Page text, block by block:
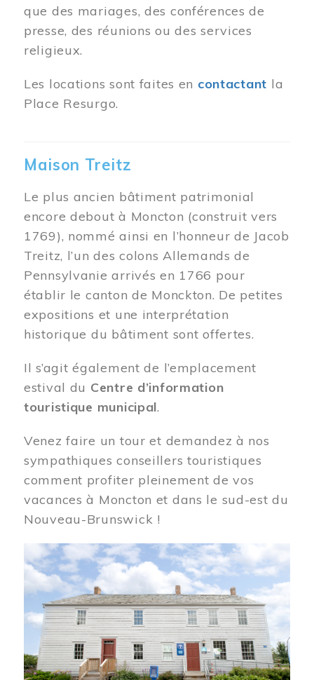
que des mariages, des conférences de
presse, des réunions ou des services
religieux.
Les locations sont faites en contactant la
Place Resurgo.
Maison Treitz
Le plus ancien bâtiment patrimonial
encore debout à Moncton (construit vers
1769), nommé ainsi en l’honneur de Jacob
Treitz, l’un des colons Allemands de
Pennsylvanie arrivés en 1766 pour
établir le canton de Monckton. De petites
expositions et une interprétation
historique du bâtiment sont offertes.
Il s’agit également de l’emplacement
estival du Centre d’information
touristique municipal.
Venez faire un tour et demandez à nos
sympathiques conseillers touristiques
comment profiter pleinement de vos
vacances à Moncton et dans le sud-est du
Nouveau-Brunswick !
Image